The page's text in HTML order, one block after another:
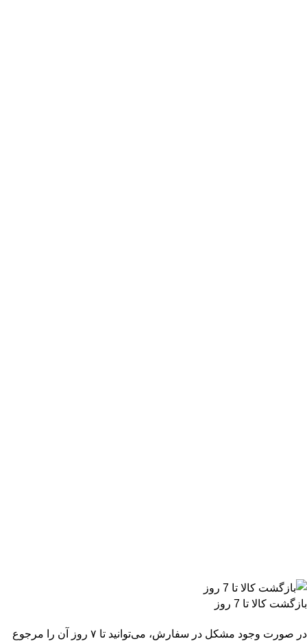
بازگشت کالا تا 7 روز
در صورت وجود مشکل در سفارش، می‌توانید تا ۷ روز آن را مرجوع